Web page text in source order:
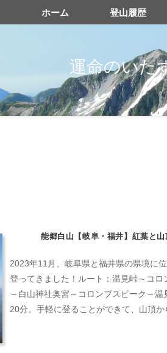
運命のいた
ホーム 登山履歴
能郷白山【岐阜・福井】紅葉と
2023年11月、岐阜県と福井県の県境に
登ってきました！ルート：温見峠～コ
～白山神社奥宮～コロンブスピーク～
20分。手軽に登ることができて、山頂か